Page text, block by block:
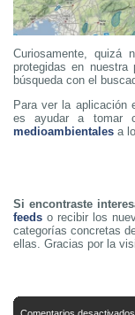
Curiosamente, quizá
protegidas en
búsqueda con el
Para ver la aplicación
es ayudar a tomar
medioambientales a
Si encontraste
feeds o recibir los
categorías concretas
ellas. Gracias por la